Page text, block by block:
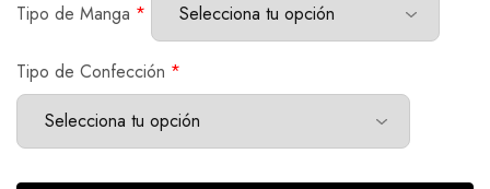
Tipo de Manga *
Tipo de Confección *